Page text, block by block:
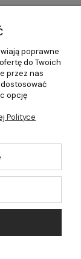
dostawa
Pomoc
konto
sklep z
poprawne
do Twoich
przez nas
opcję
Polityce